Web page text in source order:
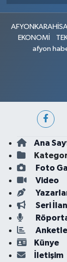
EKONOMİ
afyon
Ana
Foto
Video
Seri İlan
Künye
İletişim